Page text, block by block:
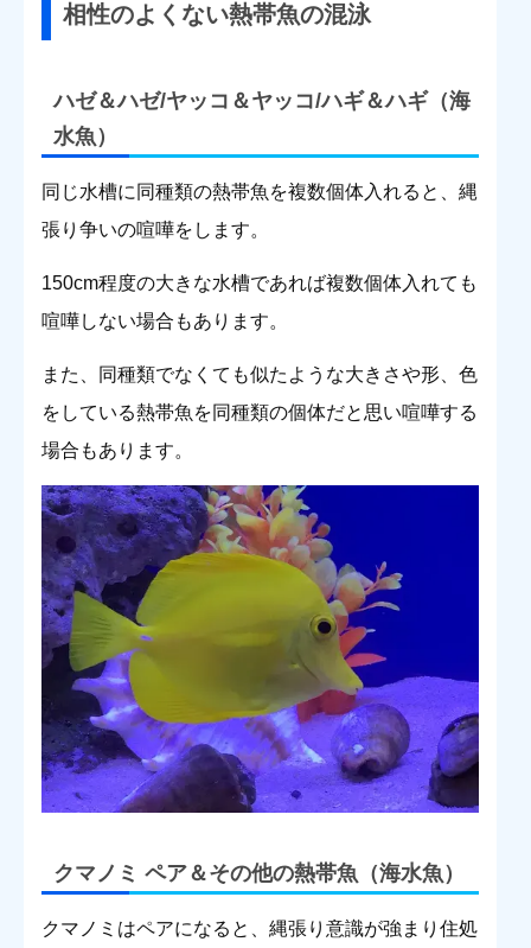
相性のよくない熱帯魚の混泳
ハゼ＆ハゼ/ヤッコ＆ヤッコ/ハギ＆ハギ（海
水魚）
同じ水槽に同種類の熱帯魚を複数個体入れると、縄
張り争いの喧嘩をします。
150cm程度の大きな水槽であれば複数個体入れても
喧嘩しない場合もあります。
また、同種類でなくても似たような大きさや形、色
をしている熱帯魚を同種類の個体だと思い喧嘩する
場合もあります。
クマノミ ペア＆その他の熱帯魚（海水魚）
クマノミはペアになると、縄張り意識が強まり住処